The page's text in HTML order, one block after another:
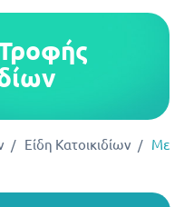
Είδη Κατοικιδίων